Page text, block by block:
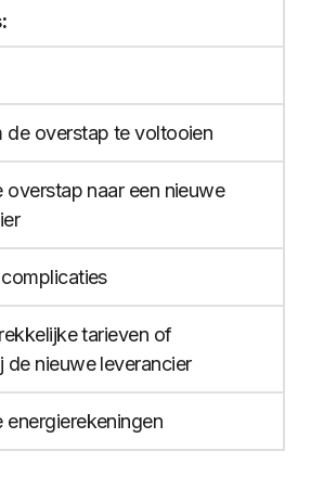
de overstap te voltooien
overstap naar een nieuwe
tarieven of
de nieuwe leverancier